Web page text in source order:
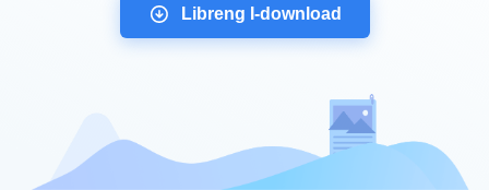
Libreng I-download